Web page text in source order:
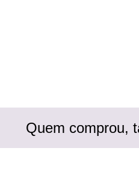
Quem comprou,